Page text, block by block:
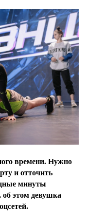
времени. Нужно
и отточить
минуты
этом девушка